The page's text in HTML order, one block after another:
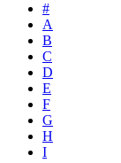
#
A
B
C
D
E
F
G
H
I